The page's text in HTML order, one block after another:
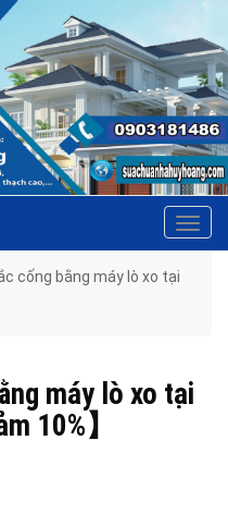
cống bằng máy lò xo tại
máy lò xo tại
10%】